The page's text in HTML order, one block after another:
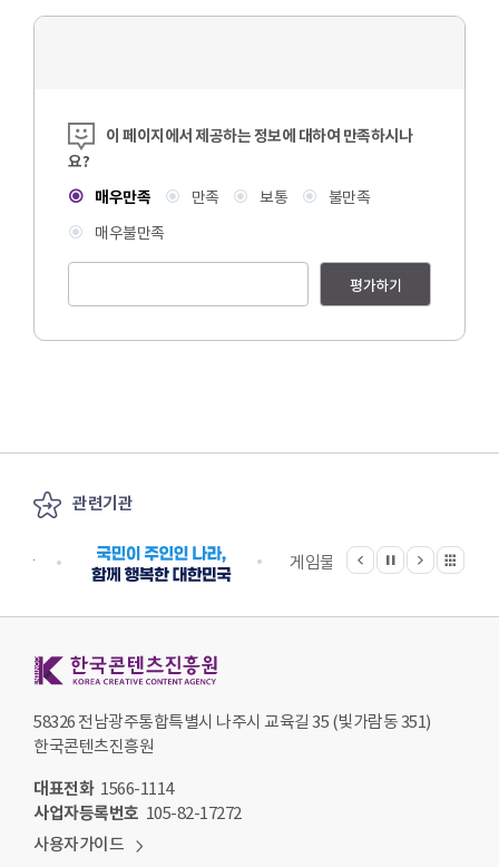
콘텐츠 만족도 조사
이 페이지에서 제공하는 정보에 대하여 만족하시나
요?
매우만족
만족 보통
불만족
매우불만족
평가하기
관련기관
게임물관리위원회
이전
정지
다음 관련기관 전체보기
58326 전남광주통합특별시 나주시 교육길 35 (빛가람동 351)
한국콘텐츠진흥원
대표전화 1566-1114
사업자등록번호 105-82-17272
사용자가이드